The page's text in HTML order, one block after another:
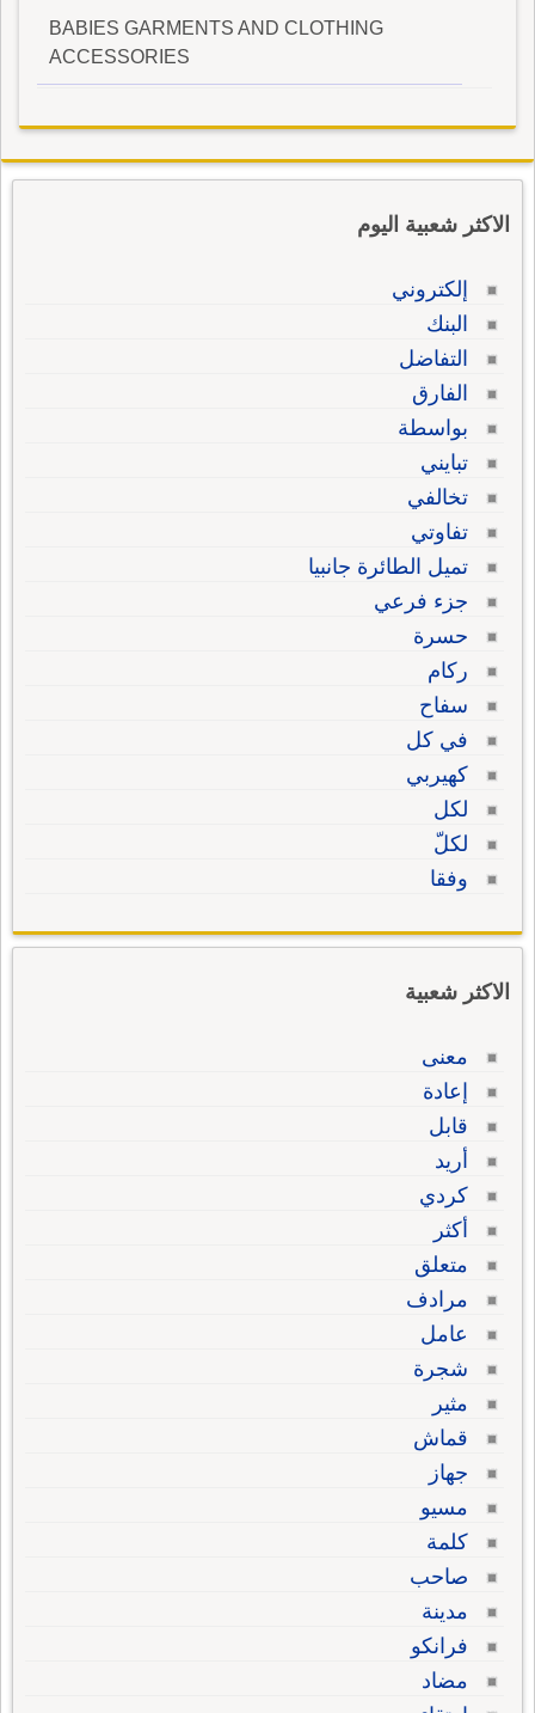
BABIES GARMENTS AND CLOTHING
ACCESSORIES
الاكثر شعبية اليوم
إلكتروني
البنك
التفاضل
الفارق
بواسطة
تبايني
تخالفي
تفاوتي
تميل الطائرة جانبيا
جزء فرعي
حسرة
ركام
سفاح
في كل
كهيربي
لكل
لكلّ
وفقا
الاكثر شعبية
معنى
إعادة
قابل
أريد
كردي
أكثر
متعلق
مرادف
عامل
شجرة
مثير
قماش
جهاز
مسيو
كلمة
صاحب
مدينة
فرانكو
مضاد